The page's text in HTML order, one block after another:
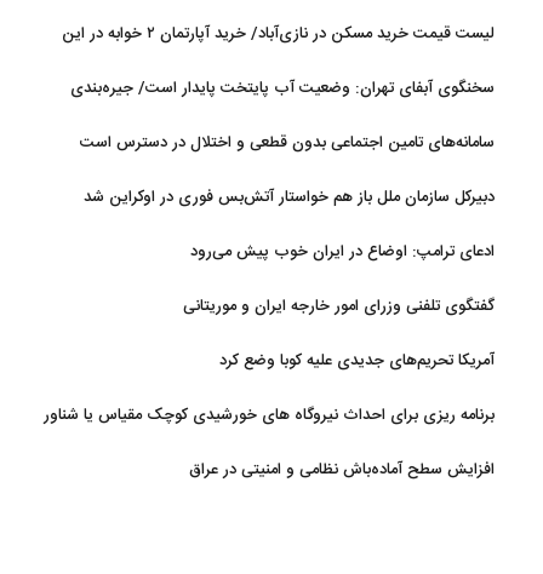
لیست قیمت خرید مسکن در نازی‌آباد/ خرید آپارتمان ۲ خوابه در این
سخنگوی آبفای تهران: وضعیت آب پایتخت پایدار است/ جیره‌بندی
سامانه‌های تامین اجتماعی بدون قطعی و اختلال در دسترس است
دبیرکل سازمان ملل باز هم خواستار آتش‌بس فوری در اوکراین شد
ادعای ترامپ: اوضاع در ایران خوب پیش می‌رود
گفتگوی تلفنی وزرای امور خارجه ایران و موریتانی
آمریکا تحریم‌های جدیدی علیه کوبا وضع کرد
برنامه ریزی برای احداث نیروگاه های خورشیدی کوچک مقیاس یا شناور
افزایش سطح آماده‌باش نظامی و امنیتی در عراق